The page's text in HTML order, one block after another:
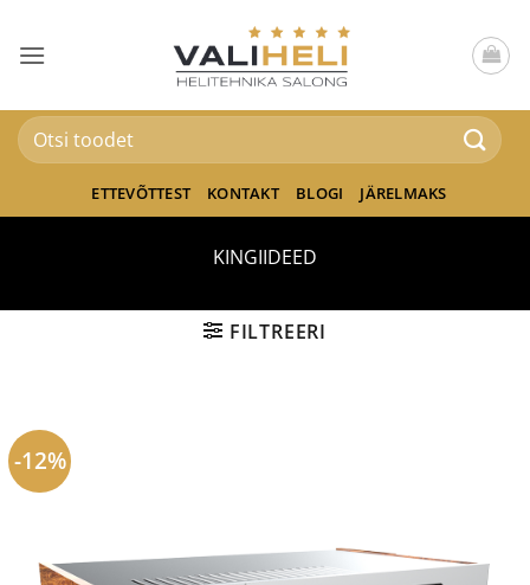
content
Otsi:
ETTEVÕTTEST KONTAKT BLOGI JÄRELMAKS
KINGIIDEED
FILTREERI
-12%